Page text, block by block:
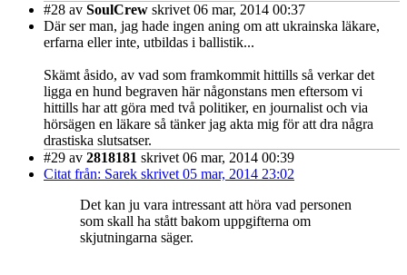
#28 av SoulCrew skrivet 06 mar, 2014 00:37
Där ser man, jag hade ingen aning om att ukrainska läkare,
erfarna eller inte, utbildas i ballistik...
Skämt åsido, av vad som framkommit hittills så verkar det
ligga en hund begraven här någonstans men eftersom vi
hittills har att göra med två politiker, en journalist och via
hörsägen en läkare så tänker jag akta mig för att dra några
drastiska slutsatser.
#29 av 2818181 skrivet 06 mar, 2014 00:39
Citat från: Sarek skrivet 05 mar, 2014 23:02
Det kan ju vara intressant att höra vad personen
som skall ha stått bakom uppgifterna om
skjutningarna säger.